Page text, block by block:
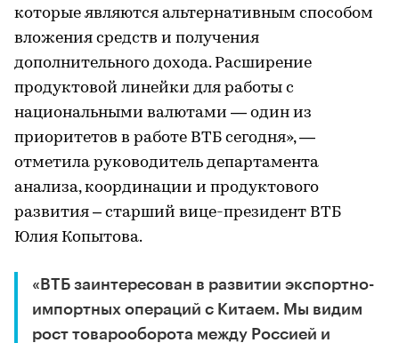
которые являются альтернативным способом
вложения средств и получения
дополнительного дохода. Расширение
продуктовой линейки для работы с
национальными валютами — один из
приоритетов в работе ВТБ сегодня», —
отметила руководитель департамента
анализа, координации и продуктового
развития – старший вице-президент ВТБ
Юлия Копытова.
«ВТБ заинтересован в развитии экспортно-
импортных операций с Китаем. Мы видим
рост товарооборота между Россией и